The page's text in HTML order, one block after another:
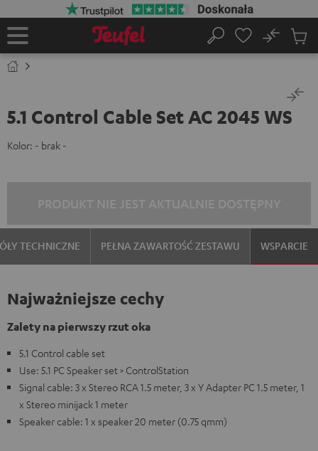
Strona
Szukaj
No
5.1 Control Cable Set AC 2045 WS
Kolor: - brak -
TECHNICZNE PEŁNA ZAWARTOŚĆ ZESTAWU WSPARCIE
Najważniejsze cechy
Zalety na pierwszy rzut oka
5.1 Control cable set
Use: 5.1 PC Speaker set > ControlStation
Signal cable: 3 x Stereo RCA 1.5 meter, 3 x Y Adapter PC 1.5 meter, 1
x Stereo minijack 1 meter
Speaker cable: 1 x speaker 20 meter (0.75 qmm)